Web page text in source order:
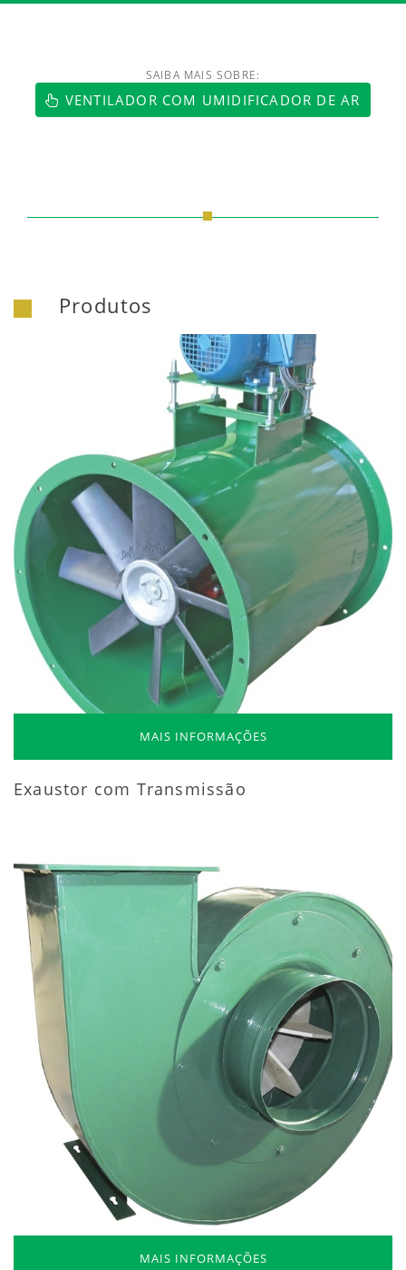
https://www.luftmaxi.com.br/
SAIBA MAIS SOBRE:
VENTILADOR COM UMIDIFICADOR DE AR
Produtos
MAIS INFORMAÇÕES
Exaustor com Transmissão
MAIS INFORMAÇÕES